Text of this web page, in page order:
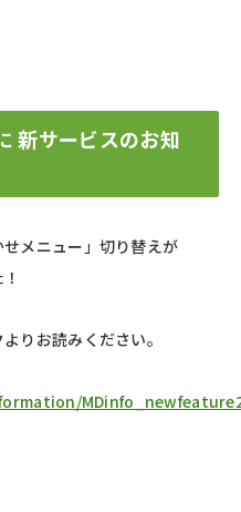
新サービスのお知
メニュー」切り替えが
りお読みください。